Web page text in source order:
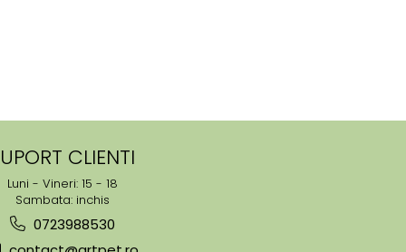
CLIENTI
Luni - Vineri: 15 - 18
Sambata: inchis
0723988530